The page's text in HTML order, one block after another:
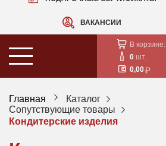
ВАКАНСИИ
В корзине:
0 шт.
0,00
Главная
Каталог
Сопутствующие товары
Кондитерские изделия